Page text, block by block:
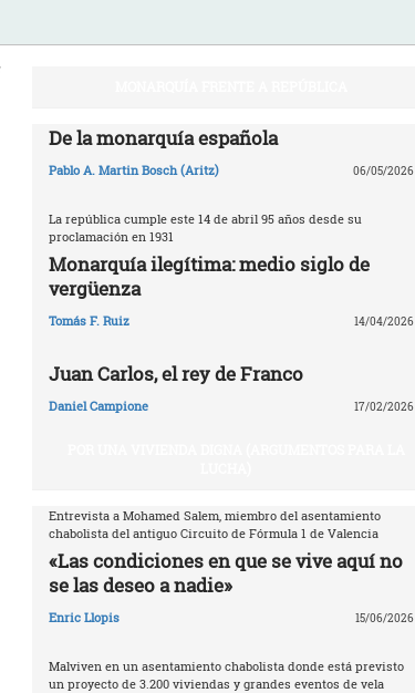
De la monarquía española
Pablo A. Martin Bosch (Aritz) 06/05/2026
La república cumple este 14 de abril 95 años desde su
proclamación en 1931
Monarquía ilegítima: medio siglo de
vergüenza
Tomás F. Ruiz 14/04/2026
Juan Carlos, el rey de Franco
Daniel Campione 17/02/2026
Entrevista a Mohamed Salem, miembro del asentamiento
chabolista del antiguo Circuito de Fórmula 1 de Valencia
«Las condiciones en que se vive aquí no
se las deseo a nadie»
Enric Llopis 15/06/2026
Malviven en un asentamiento chabolista donde está previsto
un proyecto de 3.200 viviendas y grandes eventos de vela